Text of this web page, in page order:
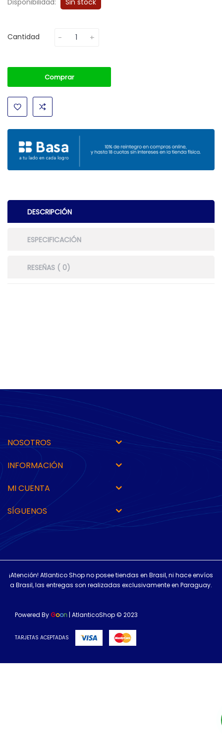
Disponibilidad:
Sin stock
Cantidad
Comprar
DESCRIPCIÓN
ESPECIFICACIÓN
RESEÑAS ( 0)
NOSOTROS
INFORMACIÓN
MI CUENTA
SÍGUENOS
¡Atención! Atlantico Shop no posee tiendas en Brasil, ni hace envíos
a Brasil, las entregas son realizadas exclusivamente en Paraguay.
Powered By Goon | AtlanticoShop © 2023
TARJETAS ACEPTADAS